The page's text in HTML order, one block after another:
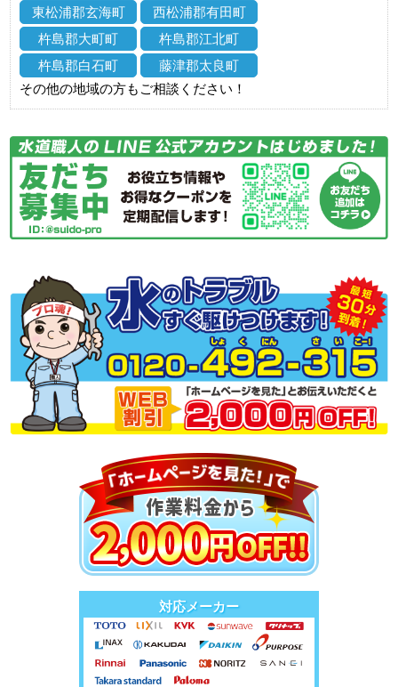
東松浦郡玄海町
西松浦郡有田町
杵島郡大町町
杵島郡江北町
杵島郡白石町
藤津郡太良町
その他の地域の方もご相談ください！
対応メーカー